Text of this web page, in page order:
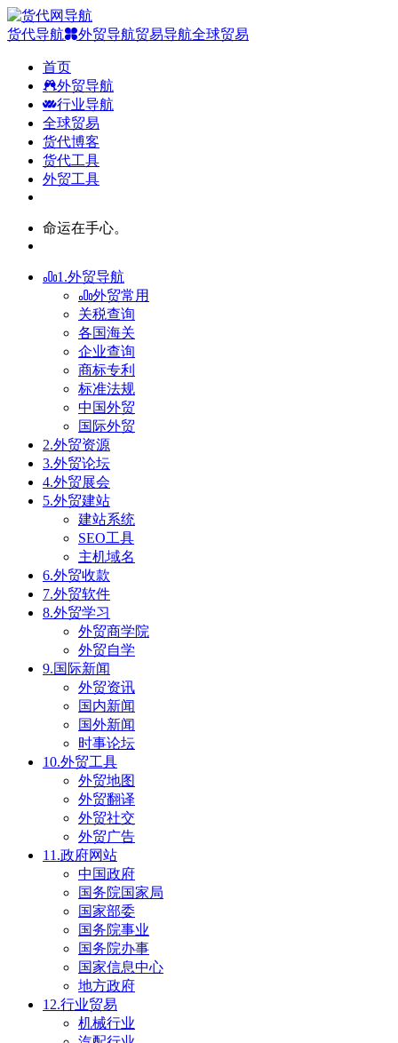
货代导航 外贸导航贸易导航全球贸易
首页
外贸导航
行业导航
全球贸易
货代博客
货代工具
外贸工具
命运在手心。
1.外贸导航
外贸常用
关税查询
各国海关
企业查询
商标专利
标准法规
中国外贸
国际外贸
2.外贸资源
3.外贸论坛
4.外贸展会
5.外贸建站
建站系统
SEO工具
主机域名
6.外贸收款
7.外贸软件
8.外贸学习
外贸商学院
外贸自学
9.国际新闻
外贸资讯
国内新闻
国外新闻
时事论坛
10.外贸工具
外贸地图
外贸翻译
外贸社交
外贸广告
11.政府网站
中国政府
国务院国家局
国家部委
国务院事业
国务院办事
国家信息中心
地方政府
12.行业贸易
机械行业